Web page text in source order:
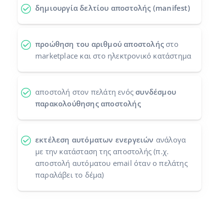
Επικοινωνίαportuguês (BR)
中文
δημιουργία δελτίου αποστολής (manifest)
προώθηση του αριθμού αποστολής στο
marketplace και στο ηλεκτρονικό κατάστημα
αποστολή στον πελάτη ενόςσυνδέσμου
παρακολούθησης αποστολής
εκτέλεση αυτόματων ενεργειών ανάλογα
με την κατάσταση της αποστολής (π.χ.
αποστολή αυτόματου email όταν ο πελάτης
παραλάβει το δέμα)